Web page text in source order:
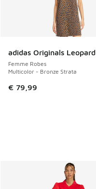
adidas Originals Leopard
Femme Robes
Multicolor - Bronze Strata
€ 79,99